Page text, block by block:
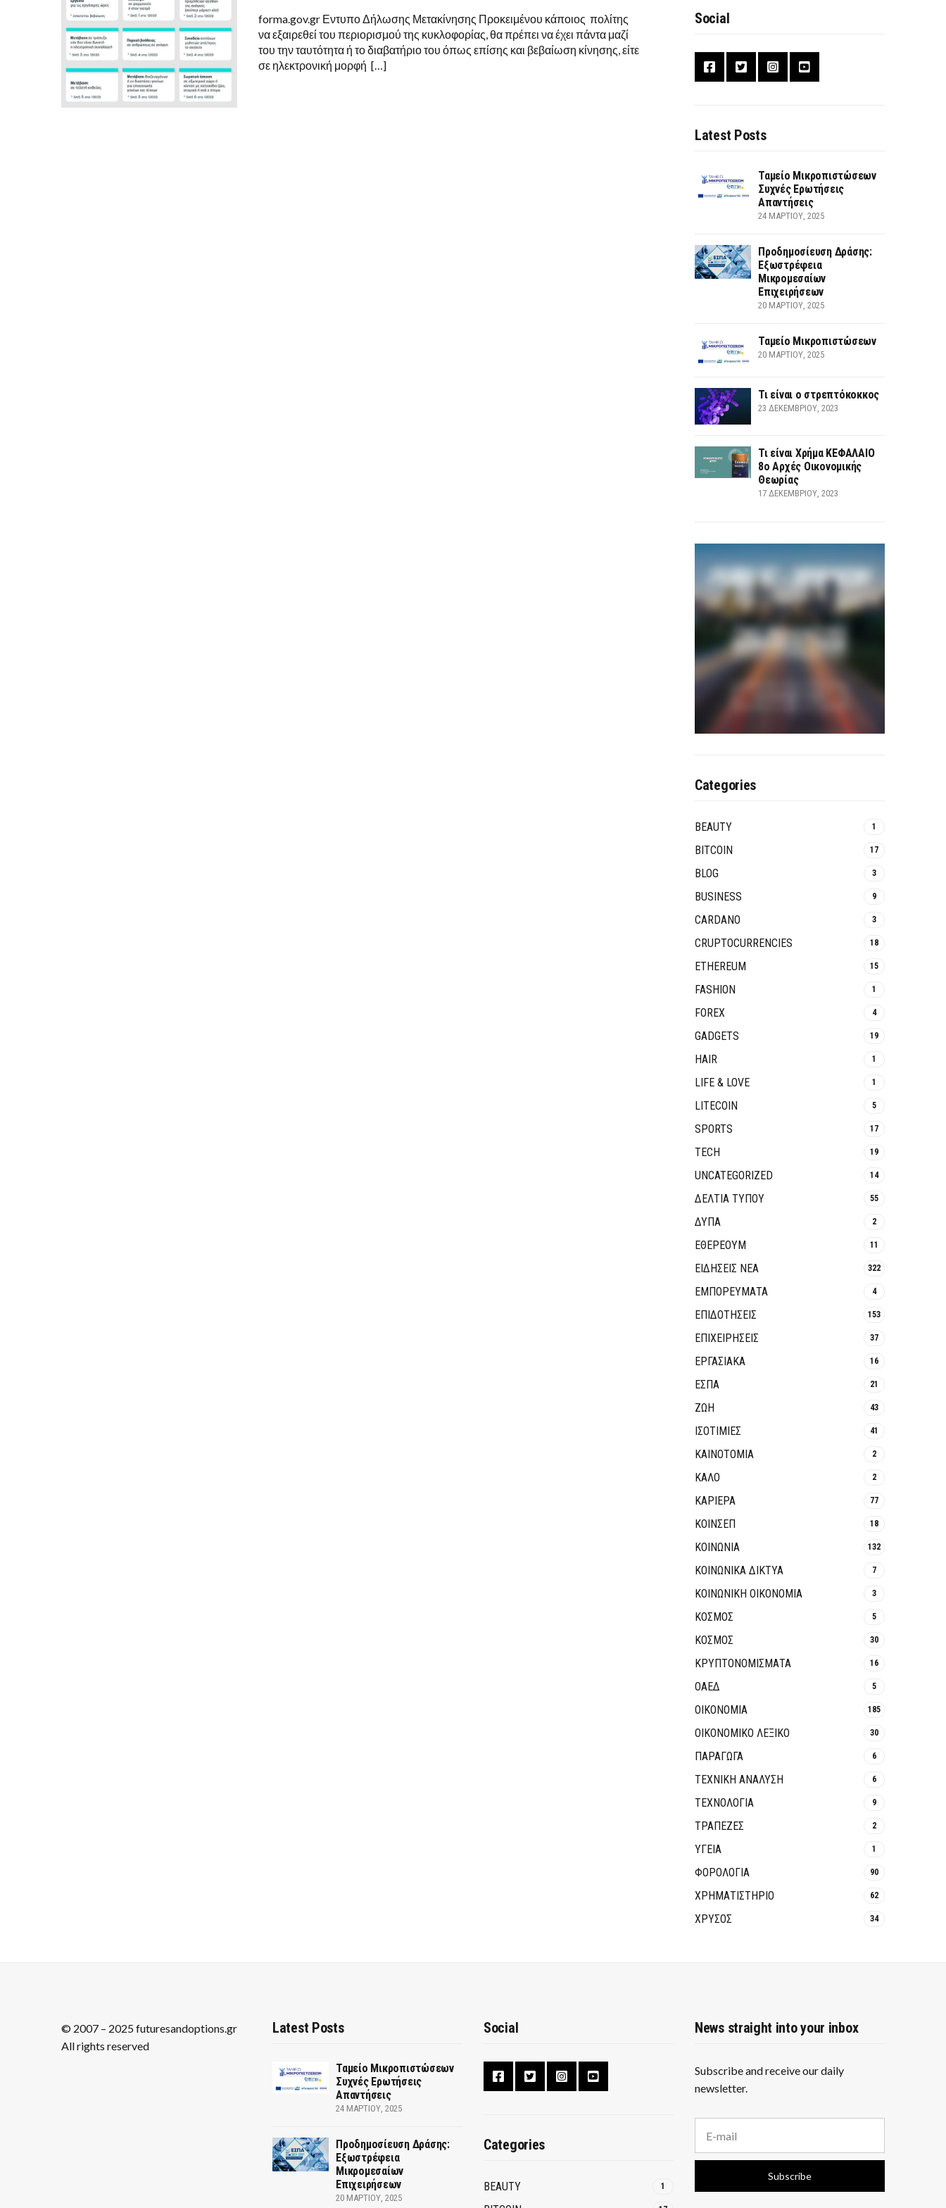
forma.gov.gr Εντυπο Δήλωσης Μετακίνησης Προκειμένου κάποιος πολίτης
να εξαιρεθεί του περιορισμού της κυκλοφορίας, θα πρέπει να έχει πάντα μαζί
του την ταυτότητα ή το διαβατήριο του όπως επίσης και βεβαίωση κίνησης, είτε
σε ηλεκτρονική μορφή […]
Social
Latest Posts
Ταμείο Μικροπιστώσεων
Συχνές Ερωτήσεις
Απαντήσεις
24 ΜΑΡΤΊΟΥ, 2025
Προδημοσίευση Δράσης:
Εξωστρέφεια
Μικρομεσαίων
Επιχειρήσεων
20 ΜΑΡΤΊΟΥ, 2025
Ταμείο Μικροπιστώσεων
20 ΜΑΡΤΊΟΥ, 2025
Τι είναι ο στρεπτόκοκκος
23 ΔΕΚΕΜΒΡΊΟΥ, 2023
Τι είναι Χρήμα ΚΕΦΑΛΑΙΟ
8ο Αρχές Οικονομικής
Θεωρίας
17 ΔΕΚΕΜΒΡΊΟΥ, 2023
Categories
BEAUTY 1
BITCOIN 17
BLOG 3
BUSINESS 9
CARDANO 3
CRUPTOCURRENCIES 18
ETHEREUM 15
FASHION 1
FOREX 4
GADGETS 19
HAIR 1
LIFE & LOVE 1
LITECOIN 5
SPORTS 17
TECH 19
UNCATEGORIZED 14
ΔΕΛΤΙΑ ΤΥΠΟΥ 55
ΔΥΠΑ 2
ΕΘΈΡΕΟΥΜ 11
ΕΙΔΗΣΕΙΣ ΝΕΑ 322
ΕΜΠΟΡΕΥΜΑΤΑ 4
ΕΠΙΔΟΤΗΣΕΙΣ 153
ΕΠΙΧΕΙΡΗΣΕΙΣ 37
ΕΡΓΑΣΙΑΚΑ 16
ΕΣΠΑ 21
ΖΩΗ 43
ΙΣΟΤΙΜΙΕΣ 41
ΚΑΙΝΟΤΟΜΊΑ 2
ΚΑΛΟ 2
ΚΑΡΙΕΡΑ 77
ΚΟΙΝΣΕΠ 18
ΚΟΙΝΩΝΙΑ 132
ΚΟΙΝΩΝΙΚΆ ΔΊΚΤΥΑ 7
ΚΟΙΝΩΝΙΚΉ ΟΙΚΟΝΟΜΊΑ 3
ΚΟΣΜΟΣ 5
ΚΟΣΜΟΣ 30
ΚΡΥΠΤΟΝΟΜΊΣΜΑΤΑ 16
ΟΑΕΔ 5
ΟΙΚΟΝΟΜΙΑ 185
ΟΙΚΟΝΟΜΙΚΟ ΛΕΞΙΚΟ 30
ΠΑΡΑΓΩΓΑ 6
ΤΕΧΝΙΚΗ ΑΝΑΛΥΣΗ 6
ΤΕΧΝΟΛΟΓΙΑ 9
ΤΡΆΠΕΖΕΣ 2
ΥΓΕΙΑ 1
ΦΟΡΟΛΟΓΙΑ 90
ΧΡΗΜΑΤΙΣΤΗΡΙΟ 62
ΧΡΥΣΟΣ 34
© 2007 – 2025 futuresandoptions.gr
All rights reserved
Latest Posts
Ταμείο Μικροπιστώσεων
Συχνές Ερωτήσεις
Απαντήσεις
24 ΜΑΡΤΊΟΥ, 2025
Προδημοσίευση Δράσης:
Εξωστρέφεια
Μικρομεσαίων
Επιχειρήσεων
20 ΜΑΡΤΊΟΥ, 2025
Social
Categories
BEAUTY 1
News straight into your inbox
Subscribe and receive our daily
newsletter.
a
i
a
Subscribe